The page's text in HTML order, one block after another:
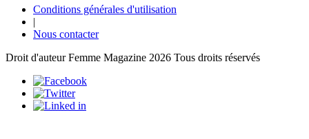
Conditions générales d'utilisation
|
Nous contacter
Droit d'auteur Femme Magazine 2026 Tous droits réservés